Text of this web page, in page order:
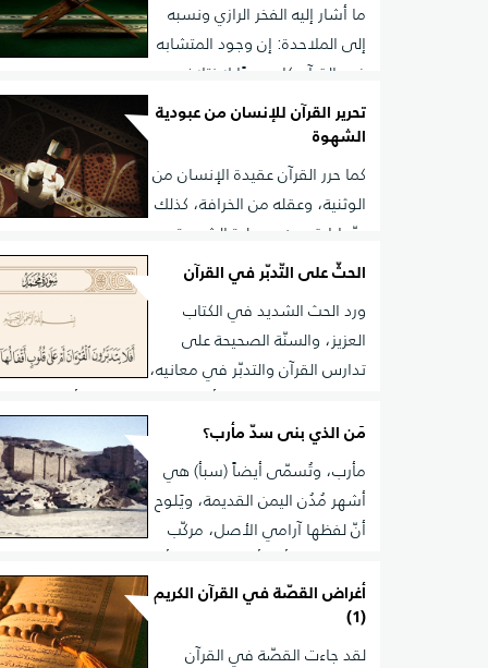
ما أشار إليه الفخر الرازي ونسبه
إلى الملاحدة: إن وجود المتشابه
في القرآن كان سببًا لاختلاف
المذاهب والآراء، وتمسك كل واحد منها بشيء من
الذي ينسجم مع متبنياته، وهذا يناقض الأهداف التي جاء
القرآن الكريم
تحرير القرآن للإنسان من عبودية
الشهوة
كما حرر القرآن عقيدة الإنسان من
الوثنية، وعقله من الخرافة، كذلك
حرّر إرادته من سيطرة الشهوة،
فصار الإنسان المسلم - نتيجة لتربية القرآن له – قادرًا
شهواته وضبطها والصمود في وجه الإغراء وألوان
المتنوعة، وفيما يلي نموذج قرآني من نماذج تغذية هذا
وتركيزه في نفوس المسلمين
الحثّ على التّدبّر في القرآن
ورد الحث الشديد في الكتاب
العزيز، والسنّة الصحيحة على
تدارس القرآن والتدبّر في معانيه،
والتفكر في مقاصده وأهدافه. قال تعالى: (أفلا يتدبرون
على قلوب أقفالها). وفي هذه الآية الكريمة توبيخ
إعطاء القرآن حقّه من العناية والتدبّر.
مَن الذي بنى سدّ مأرب؟
مأرب، وتُسمّى أيضاً (سبأ) هي
أشهر مُدُن اليمن القديمة، ويَلوح
أنّ لفظها آرامي الأصل، مركّب
من (ماء) و(رأب) أي الماء الكثير أو السيل الكبير، ويُؤخذ ممّا
من أنقاضها أنّها كانت مستديرة الشكل، قطرها نحو
بها سور منيع له بابانِ
أغراض القصّة في القرآن الكريم
(1)
لقد جاءت القصّة في القرآن